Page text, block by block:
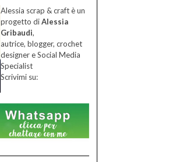
Alessia scrap & craft è un
progetto diAlessia
Gribaudi,
autrice, blogger, crochet
designer e Social Media
Specialist
Scrivimi su: